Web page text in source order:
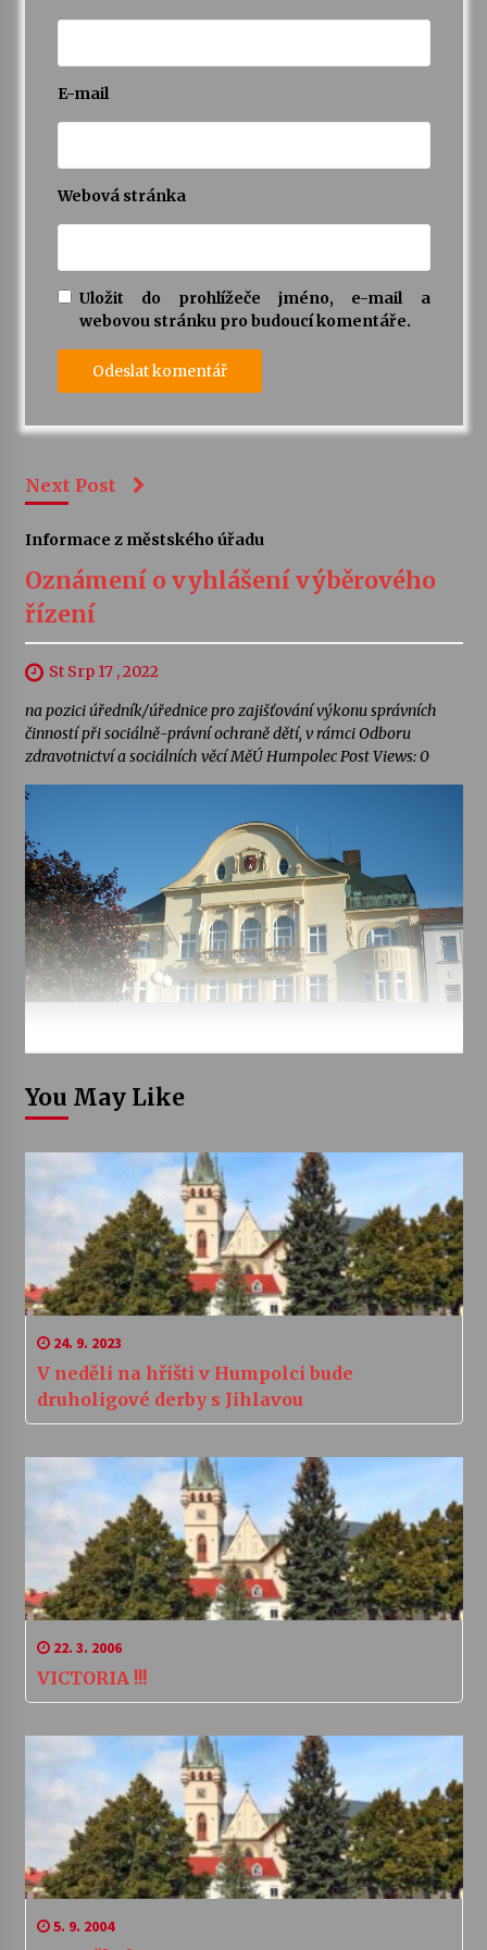
E-mail
Webová stránka
Uložit do prohlížeče jméno, e-mail a
webovou stránku pro budoucí komentáře.
Next Post
Informace z městského úřadu
Oznámení o vyhlášení výběrového
řízení
St Srp 17 , 2022
na pozici úředník/úřednice pro zajišťování výkonu správních
činností při sociálně-právní ochraně dětí, v rámci Odboru
zdravotnictví a sociálních věcí MěÚ Humpolec Post Views: 0
You May Like
24. 9. 2023
V neděli na hřišti v Humpolci bude
druholigové derby s Jihlavou
22. 3. 2006
VICTORIA !!!
5. 9. 2004